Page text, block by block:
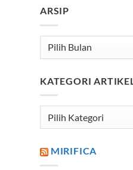
ARSIP
Arsip
KATEGORI ARTIKEL
Kategori
Artikel
MIRIFICA